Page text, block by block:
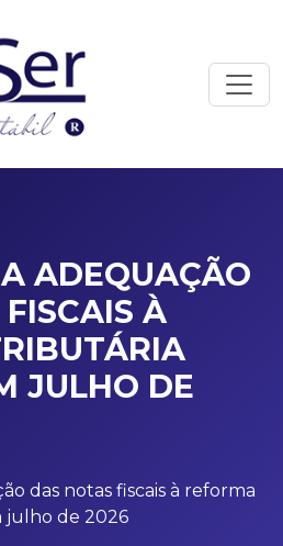
ADEQUAÇÃO
À
JULHO DE
das notas fiscais à reforma
de 2026